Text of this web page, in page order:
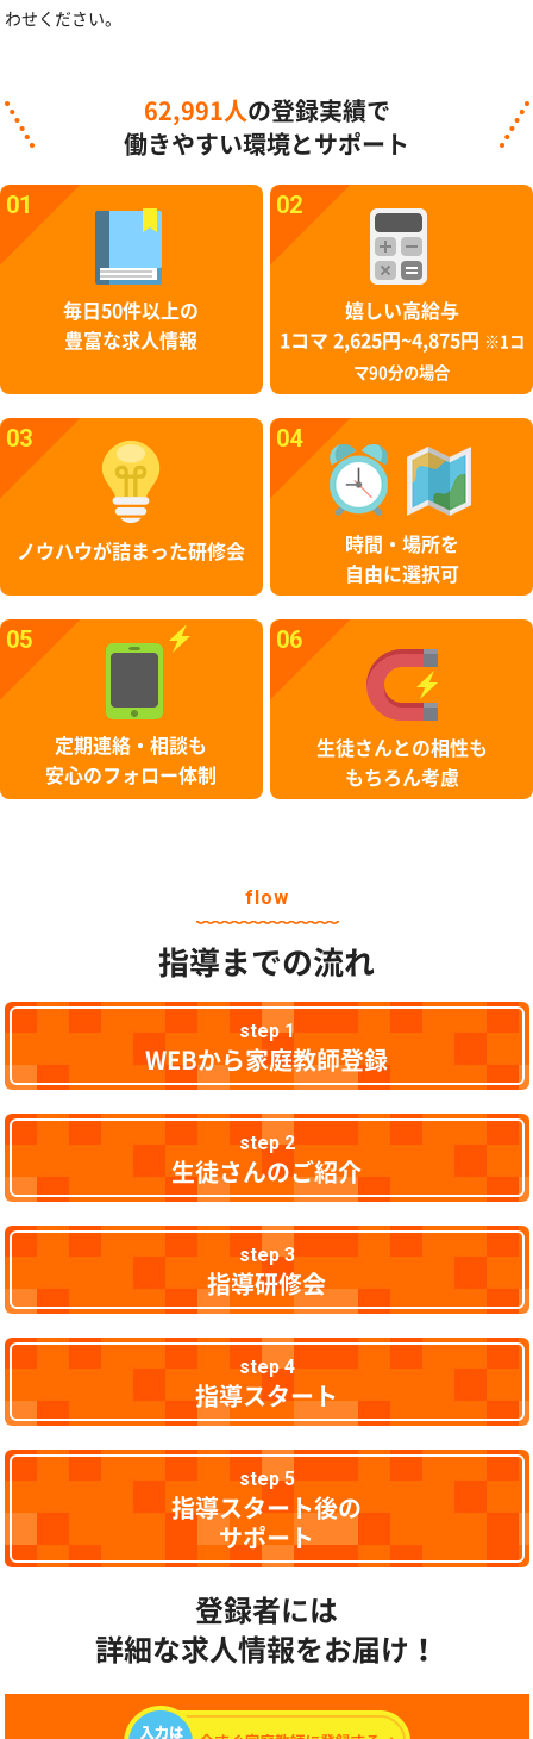
わせください。
62,991人 の登録実績で
働きやすい環境とサポート
01
毎日50件以上の
豊富な求人情報
02
嬉しい高給与
1コマ 2,625円~4,875円
※1コ
マ90分の場合
03
ノウハウが詰まった研修会
04
時間・場所を
自由に選択可
05
定期連絡・相談も
安心のフォロー体制
06
生徒さんとの相性も
もちろん考慮
flow
指導までの流れ
step 1
WEBから家庭教師登録
step 2
生徒さんのご紹介
step 3
指導研修会
step 4
指導スタート
step 5
指導スタート後の
サポート
登録者には
詳細な求人情報をお届け！